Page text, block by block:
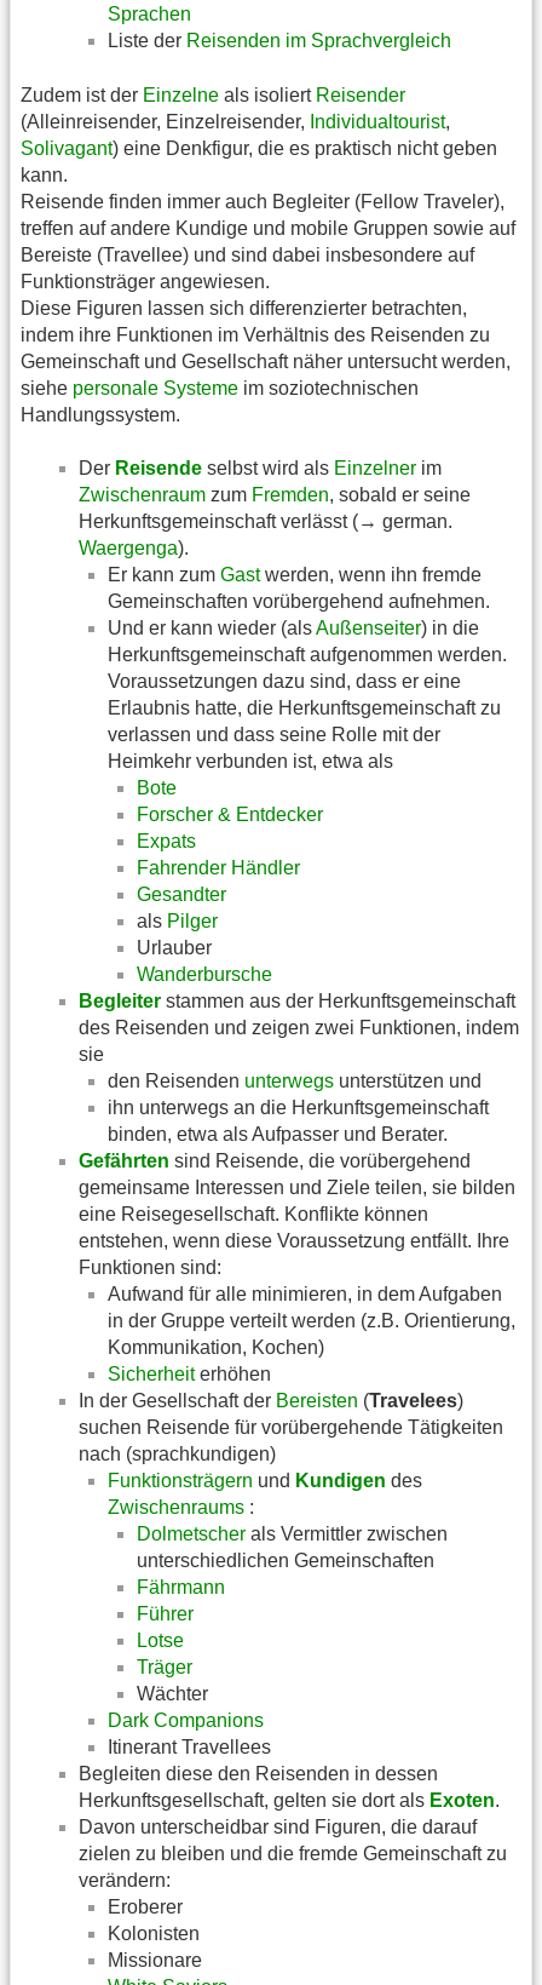
Sprachen
Liste der Reisenden im Sprachvergleich
Zudem ist der Einzelne als isoliert Reisender
(Alleinreisender, Einzelreisender, Individualtourist,
Solivagant) eine Denkfigur, die es praktisch nicht geben
kann.
Reisende finden immer auch Begleiter (Fellow Traveler),
treffen auf andere Kundige und mobile Gruppen sowie auf
Bereiste (Travellee) und sind dabei insbesondere auf
Funktionsträger angewiesen.
Diese Figuren lassen sich differenzierter betrachten,
indem ihre Funktionen im Verhältnis des Reisenden zu
Gemeinschaft und Gesellschaft näher untersucht werden,
siehe personale Systeme im soziotechnischen
Handlungssystem.
Der Reisende selbst wird als Einzelner im
Zwischenraum zum Fremden, sobald er seine
Herkunftsgemeinschaft verlässt (→ german.
Waergenga).
Er kann zum Gastwerden, wenn ihn fremde
Gemeinschaften vorübergehend aufnehmen.
Und er kann wieder (alsAußenseiter) in die
Herkunftsgemeinschaft aufgenommen werden.
Voraussetzungen dazu sind, dass er eine
Erlaubnis hatte, die Herkunftsgemeinschaft zu
verlassen und dass seine Rolle mit der
Heimkehr verbunden ist, etwa als
Bote
Forscher & Entdecker
Expats
Fahrender Händler
Gesandter
als Pilger
Urlauber
Wanderbursche
Begleiter stammen aus der Herkunftsgemeinschaft
des Reisenden und zeigen zwei Funktionen, indem
sie
den Reisenden unterwegs unterstützen und
ihn unterwegs an die Herkunftsgemeinschaft
binden, etwa als Aufpasser und Berater.
Gefährten sind Reisende, die vorübergehend
gemeinsame Interessen und Ziele teilen, sie bilden
eine Reisegesellschaft. Konflikte können
entstehen, wenn diese Voraussetzung entfällt. Ihre
Funktionen sind:
Aufwand für alle minimieren, in dem Aufgaben
in der Gruppe verteilt werden (z.B. Orientierung,
Kommunikation, Kochen)
Sicherheiterhöhen
In der Gesellschaft der Bereisten (Travelees)
suchen Reisende für vorübergehende Tätigkeiten
nach (sprachkundigen)
Funktionsträgern und Kundigen des
Zwischenraums :
Dolmetscher als Vermittler zwischen
unterschiedlichen Gemeinschaften
Fährmann
Führer
Lotse
Träger
Wächter
Dark Companions
Itinerant Travellees
Begleiten diese den Reisenden in dessen
Herkunftsgesellschaft, gelten sie dort als Exoten.
Davon unterscheidbar sind Figuren, die darauf
zielen zu bleiben und die fremde Gemeinschaft zu
verändern:
Eroberer
Kolonisten
Missionare